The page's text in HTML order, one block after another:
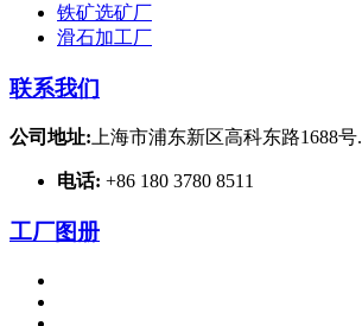
铁矿选矿厂
滑石加工厂
联系我们
公司地址: 上海市浦东新区高科东路1688号.
电话: +86 180 3780 8511
工厂图册